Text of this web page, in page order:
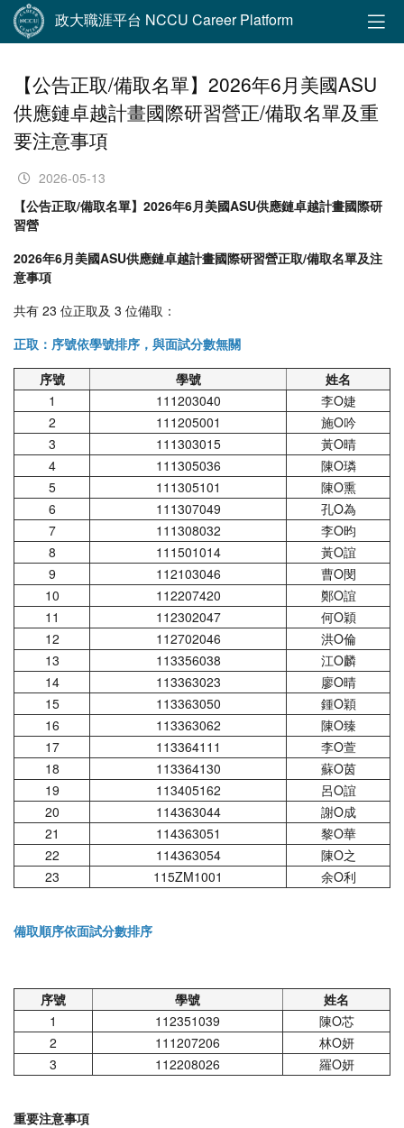
政大職涯平台 NCCU Career Platform
【公告正取/備取名單】2026年6月美國ASU
供應鏈卓越計畫國際研習營正/備取名單及重
要注意事項
2026-05-13
【公告正取/備取名單】2026年6月美國ASU供應鏈卓越計畫國際研
習營
2026年6月美國ASU供應鏈卓越計畫國際研習營正取/備取名單及注
意事項
共有 23 位正取及 3 位備取：
正取：序號依學號排序，與面試分數無關
序號
學號
姓名
1
111203040
李Ο婕
2
111205001
施Ο吟
3
111303015
黃Ο晴
4
111305036
陳Ο璘
5
111305101
陳Ο熏
6
111307049
孔Ο為
7
111308032
李Ο昀
8
111501014
黃Ο誼
9
112103046
曹Ο閔
10
112207420
鄭Ο誼
11
112302047
何Ο穎
12
112702046
洪Ο倫
13
113356038
江Ο麟
14
113363023
廖Ο晴
15
113363050
鍾Ο穎
16
113363062
陳Ο臻
17
113364111
李Ο萱
18
113364130
蘇Ο茵
19
113405162
呂Ο誼
20
114363044
謝Ο成
21
114363051
黎Ο華
22
114363054
陳Ο之
23
115ZM1001 余Ο利
備取順序依面試分數排序
序號 學號
姓名
1
112351039
陳Ο芯
2
111207206
林Ο妍
3
112208026 羅Ο妍
重要注意事項